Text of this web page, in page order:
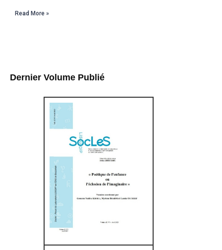
Dernier Volume Publié
Read More »